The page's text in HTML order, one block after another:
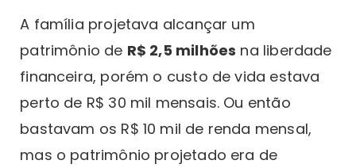
A família projetava alcançar um
patrimônio de R$ 2,5 milhões na liberdade
financeira, porém o custo de vida estava
perto de R$ 30 mil mensais. Ou então
bastavam os R$ 10 mil de renda mensal,
mas o patrimônio projetado era de